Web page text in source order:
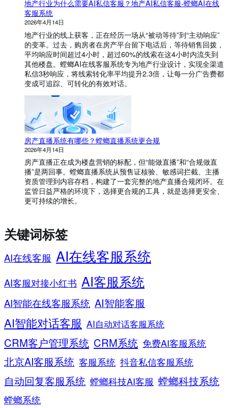
地产行业为什么需要AI私信客服？地产AI私信客服-螳螂AI在线
客服系统
2026年4月14日
地产行业的线上获客，正在经历一场从“被动等待”到“主动响应”
的变革。过去，购房者在房产平台留下电话后，等待销售回拨，
平均响应时间超过4小时，超过60%的线索在这4小时内流失到
其他楼盘。螳螂AI在线客服系统专为地产行业设计，实现全渠道
私信3秒响应，将线索转化率平均提升2.3倍，让每一分广告费都
变成可追踪、可转化的有效对话。
房产直播系统有哪些？螳螂直播系统更合规
2026年4月14日
房产直播正在成为楼盘营销的标配，但“能做直播”和“合规做直
播”是两回事。螳螂直播系统从预售证核验、敏感词拦截、主播
资质管理到内容存档，构建了一套完整的地产直播合规闭环。在
监管日益严格的环境下，选择更合规的工具，就是选择更安全、
更可持续的增长。
关键词标签
AI在线客服 AI在线客服系统
AI客服对接小红书 AI客服系统
AI智能在线客服系统 AI智能客服
AI智能对话客服 AI自动对话客服系统
CRM客户管理系统 CRM系统 免费AI客服系统
北京AI客服系统 客服系统 抖音私信客服系统
自动回复客服系统 螳螂科技AI客服 螳螂科技系统
螳螂系统